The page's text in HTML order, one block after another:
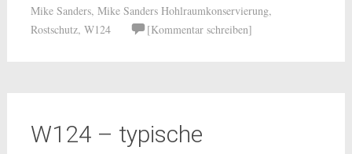
Mike Sanders, Mike Sanders Hohlraumkonservierung,
Rostschutz, W124 [Kommentar schreiben]
W124 – typische